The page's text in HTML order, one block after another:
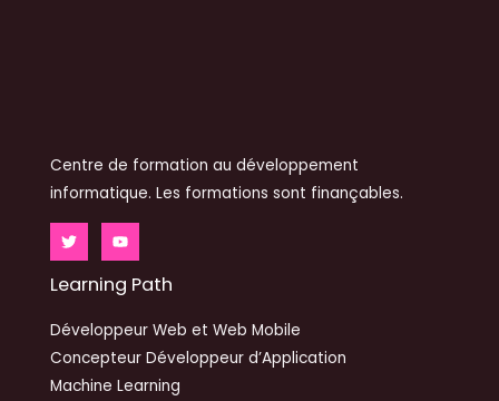
Centre de formation au développement
informatique. Les formations sont finançables.
Learning Path
Développeur Web et Web Mobile
Concepteur Développeur d’Application
Machine Learning